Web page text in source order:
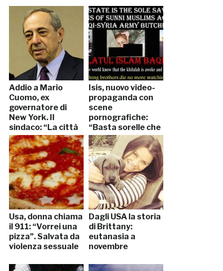
Addio a Mario
Cuomo, ex
governatore di
New York. Il
sindaco: “La città
perde un gigante”
Isis, nuovo video-
propaganda con
scene
pornografiche:
“Basta sorelle che
soffrono”
Usa, donna chiama
il 911: “Vorrei una
pizza”. Salvata da
violenza sessuale
Dagli USA la storia
di Brittany:
eutanasia a
novembre